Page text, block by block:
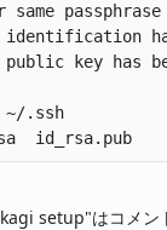
same passphrase
identification
public key has
~/.ssh
setup"はコメン